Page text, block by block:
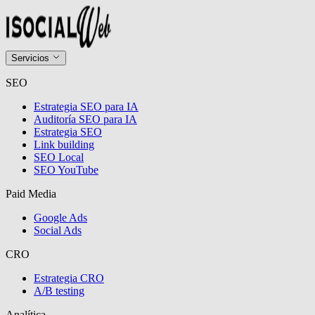
Servicios
SEO
Estrategia SEO para IA
Auditoría SEO para IA
Estrategia SEO
Link building
SEO Local
SEO YouTube
Paid Media
Google Ads
Social Ads
CRO
Estrategia CRO
A/B testing